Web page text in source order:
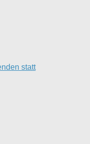
statt